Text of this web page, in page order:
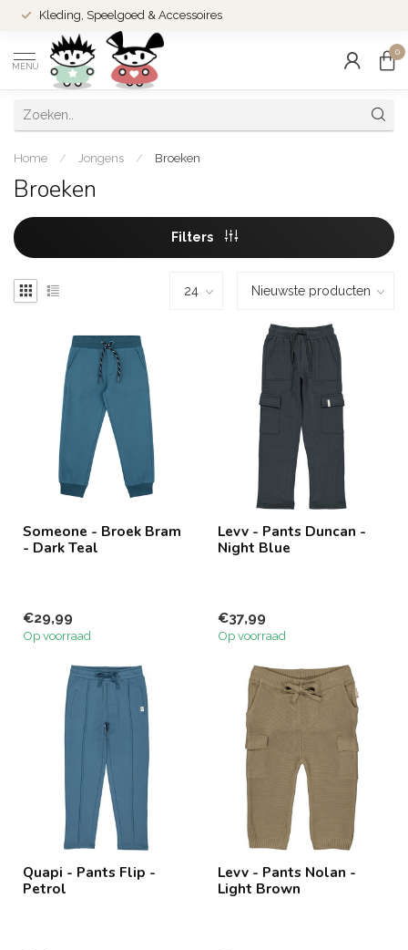
Kleding, Speelgoed & Accessoires
MENU
0
Home / Jongens / Broeken
Broeken
Filters
Someone - Broek Bram
- Dark Teal
€29,99
Op voorraad
Levv - Pants Duncan -
Night Blue
€37,99
Op voorraad
Quapi - Pants Flip -
Petrol
Levv - Pants Nolan -
Light Brown